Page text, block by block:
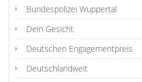
Bundespolizei Wuppertal
Dein Gesicht
Deutschen Engagementpreis
Deutschlandweit